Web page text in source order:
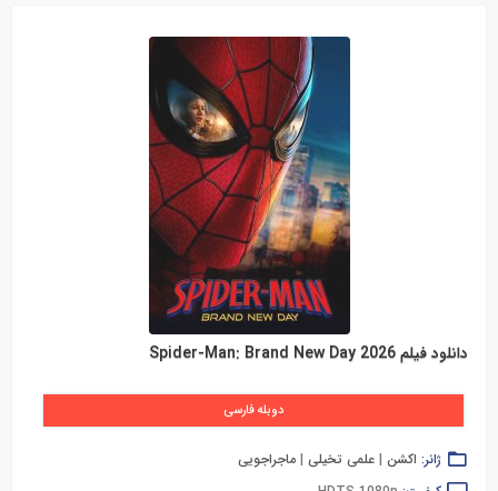
دانلود فیلم Spider-Man: Brand New Day 2026
دوبله فارسی
ژانر: اکشن | علمی تخیلی | ماجراجویی